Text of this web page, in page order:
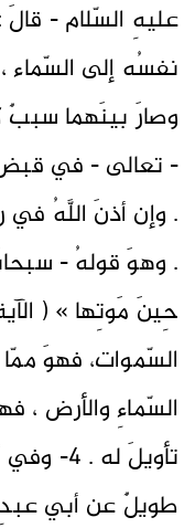
عليهِ السّلام -
نفسُه إلى
وصارَ بينَهما
- تعالى - في قبضِ
. وإن أذنَ اللَّهُ في
. وهوَ قولهُ -
حِينَ مَوتِها » (
السّموات، فهوَ
السّماءِ والأرض ،
طويلٌ عن أبي عبدِ